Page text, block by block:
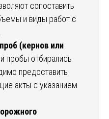
сопоставить
и виды работ с
(кернов или
пробы отбирались
предоставить
акты с указанием